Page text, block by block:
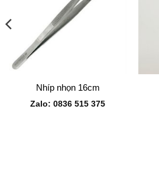
Nhíp nhọn 16cm
Zalo: 0836 515 375